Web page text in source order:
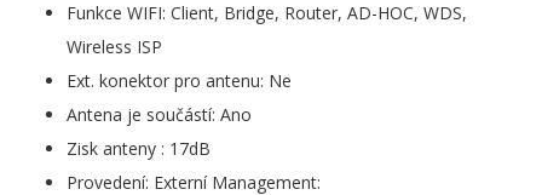
Funkce WIFI: Client, Bridge, Router, AD-HOC, WDS,
Wireless ISP
Ext. konektor pro antenu: Ne
Antena je součástí: Ano
Zisk anteny : 17dB
Provedení: Externí Management: